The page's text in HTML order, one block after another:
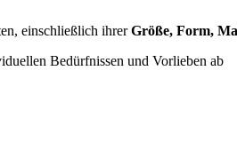
einschließlich ihrerGröße, Form,
Bedürfnissen und Vorlieben ab